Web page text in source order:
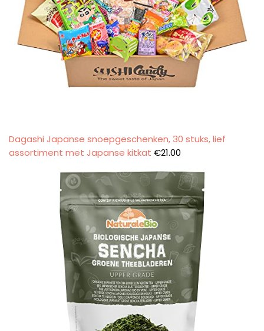
Dagashi Japanse snoepgeschenken, 30 stuks, lief
assortiment met Japanse kitkat €21.00